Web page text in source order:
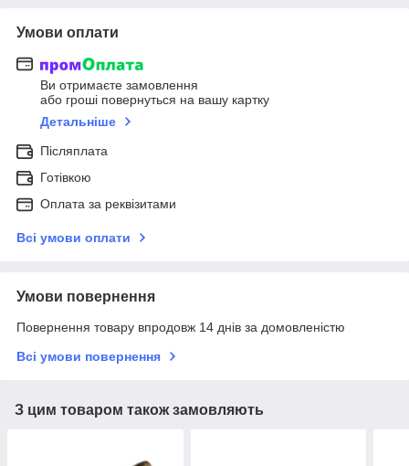
Умови оплати
Ви отримаєте замовлення
або гроші повернуться на вашу картку
Детальніше
Післяплата
Готівкою
Оплата за реквізитами
Всі умови оплати
Умови повернення
Повернення товару впродовж 14 днів за домовленістю
Всі умови повернення
З цим товаром також замовляють